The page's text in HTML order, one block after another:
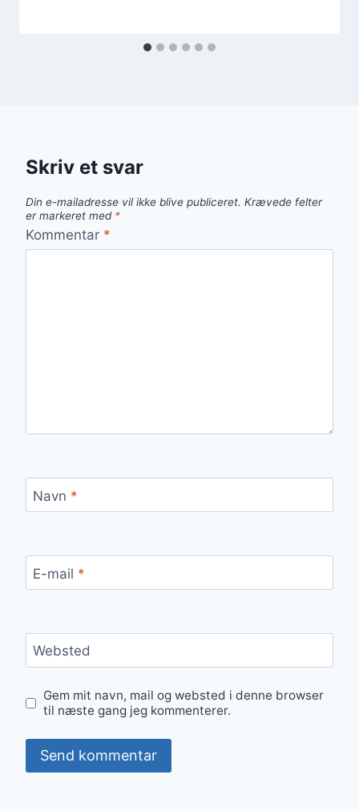
Skriv et svar
Din e-mailadresse vil ikke blive publiceret. Krævede felter
er markeret med *
Kommentar *
Navn *
E-mail *
Websted
Gem mit navn, mail og websted i denne browser
til næste gang jeg kommenterer.